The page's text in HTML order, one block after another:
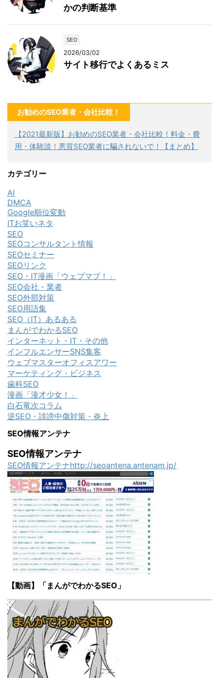
かの判断基準
SEO
2026/03/02
サイト移行でよくあるミス
お勧めのSEO業者・会社比較！
【2021最新版】お勧めのSEO業者・会社比較！料金・費
用・体験談！悪質SEO業者に騙されないで！【まとめ】
カテゴリー
AI
DMCA
Google順位変動
ITお笑いネタ
SEO
SEOコンサルタント情報
SEOセミナー
SEOリンク
SEO・IT漫画「ウェブマブ！」
SEO会社・業者
SEO外部対策
SEO用語集
SEO（IT）あるある
まんがでわかるSEO
インターネット・IT・その他
インフルエンサーSNS集客
ウェブマスターオフィスアワー
マーケティング・ビジネス
歯科SEO
漫画「漫才少女！」
白石竜次コラム
逆SEO・誹謗中傷対策・炎上
SEO情報アンテナ
SEO情報アンテナ
SEO情報アンテナhttp://seoantena.antenam.jp/
【動画】「まんがでわかるSEO」